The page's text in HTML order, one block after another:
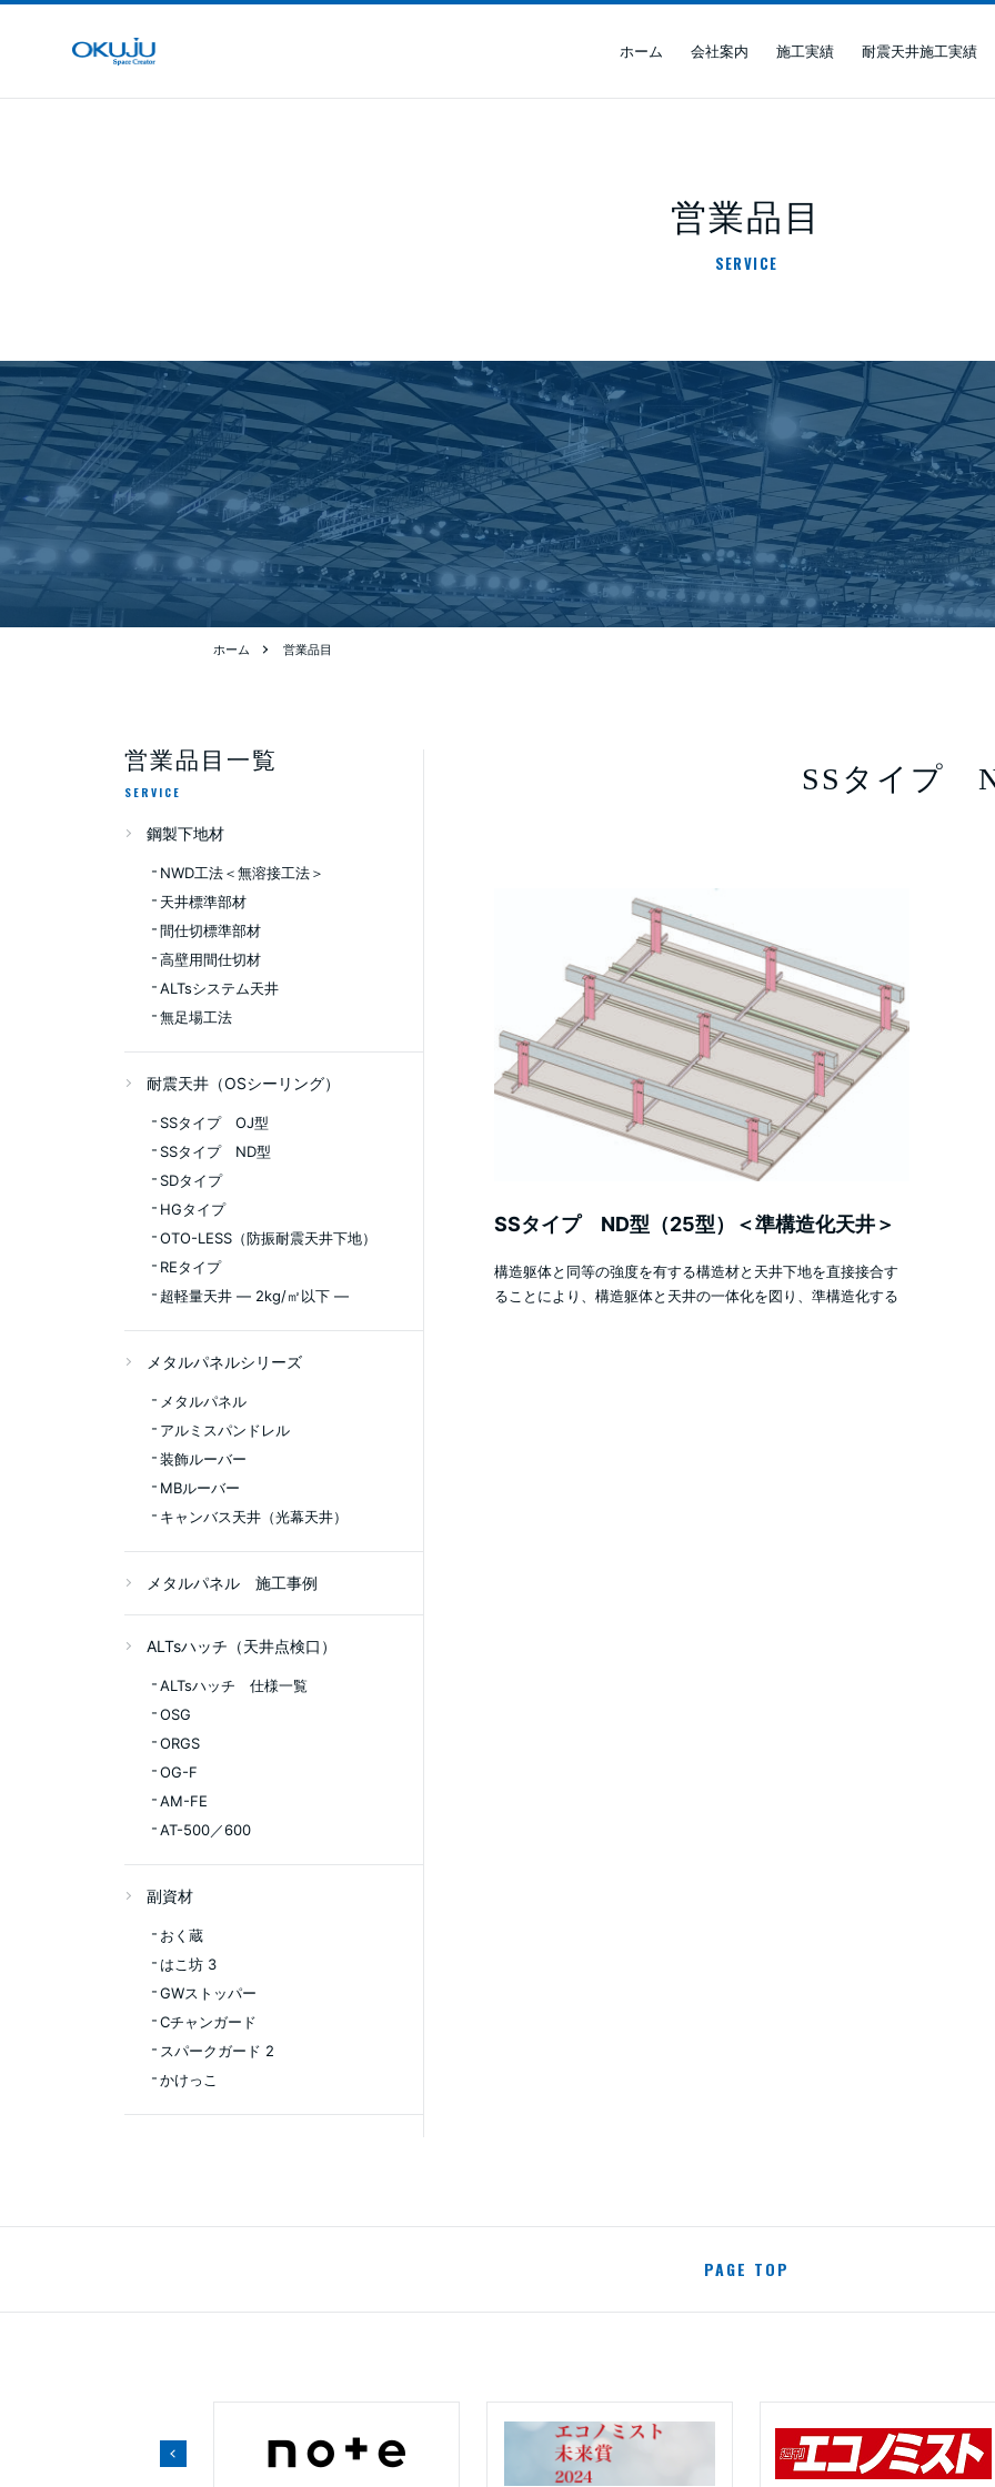
ホーム 会社案内 施工実績 耐震天井施工実績
営業品目
SERVICE
ホーム 営業品目
SSタイプ
SSタイプ ND型（25型）＜準構造化天井＞
構造躯体と同等の強度を有する構造材と天井下地を直接接合す
ることにより、構造躯体と天井の一体化を図り、準構造化する
営業品目一覧
SERVICE
鋼製下地材
NWD工法＜無溶接工法＞
天井標準部材
間仕切標準部材
高壁用間仕切材
ALTsシステム天井
無足場工法
耐震天井（OSシーリング）
SSタイプ OJ型
SSタイプ ND型
SDタイプ
HGタイプ
OTO-LESS（防振耐震天井下地）
REタイプ
超軽量天井 ― 2kg/㎡以下 ―
メタルパネルシリーズ
メタルパネル
アルミスパンドレル
装飾ルーバー
MBルーバー
キャンバス天井（光幕天井）
メタルパネル 施工事例
ALTsハッチ（天井点検口）
ALTsハッチ 仕様一覧
OSG
ORGS
OG-F
AM-FE
AT-500／600
副資材
おく蔵
はこ坊 3
GWストッパー
Cチャンガード
スパークガード 2
かけっこ
PAGE TOP